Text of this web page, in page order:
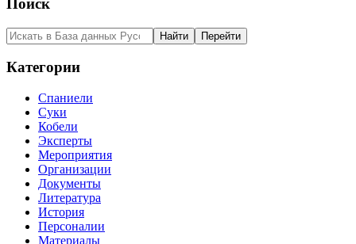
Поиск
Категории
Спаниели
Суки
Кобели
Эксперты
Мероприятия
Организации
Документы
Литература
История
Персоналии
Материалы